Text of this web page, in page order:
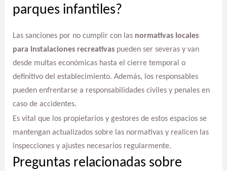
parques infantiles?
Las sanciones por no cumplir con las normativas locales
para instalaciones recreativaspueden ser severas y van
desde multas económicas hasta el cierre temporal o
definitivo del establecimiento. Además, los responsables
pueden enfrentarse a responsabilidades civiles y penales en
caso de accidentes.
Es vital que los propietarios y gestores de estos espacios se
mantengan actualizados sobre las normativas y realicen las
inspecciones y ajustes necesarios regularmente.
Preguntas relacionadas sobre